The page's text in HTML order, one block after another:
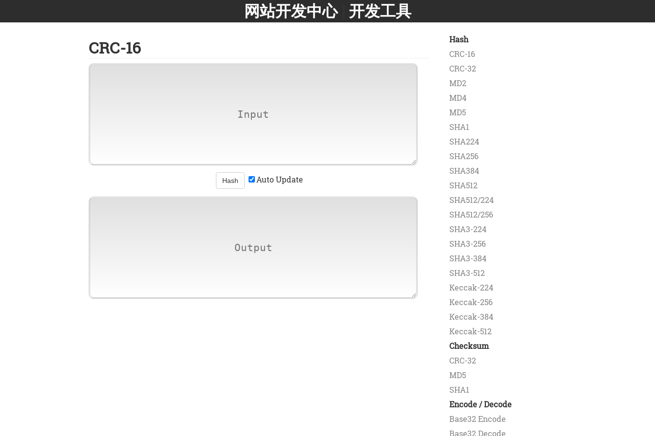
网站开发中心| 开发工具
CRC-16
Auto Update
Hash
CRC-16
CRC-32
MD2
MD4
MD5
SHA1
SHA224
SHA256
SHA384
SHA512
SHA512/224
SHA512/256
SHA3-224
SHA3-256
SHA3-384
SHA3-512
Keccak-224
Keccak-256
Keccak-384
Keccak-512
Checksum
CRC-32
MD5
SHA1
Encode / Decode
Base32 Encode
Base32 Decode